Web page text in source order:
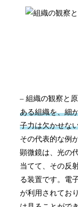
– 組織の観察と
ある組織を、細
子力は欠かせな
その代表的な例
顕微鏡は、光の
当てて、その反
る装置です。電
が利用されてお